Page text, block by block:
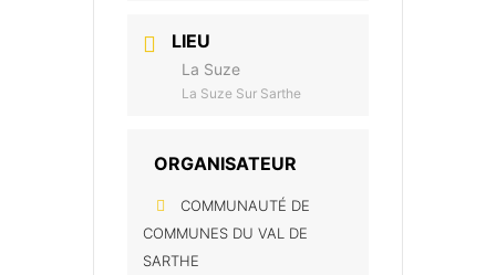
LIEU
La Suze
La Suze Sur Sarthe
ORGANISATEUR
COMMUNAUTÉ DE
COMMUNES DU VAL DE
SARTHE